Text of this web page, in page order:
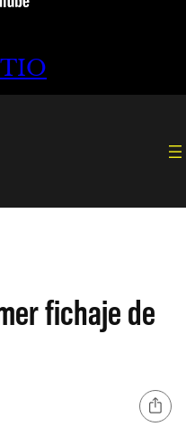
fichaje de